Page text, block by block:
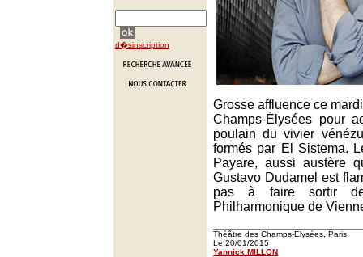
d�sinscription
Grosse affluence ce
Champs-Élysées pour
poulain du vivier
formés par El Sistema.
Payare, aussi austère
Gustavo Dudamel est
pas à faire sortir
Philharmonique de
Théâtre des Champs-Élysées, Paris
Le 20/01/2015
Yannick MILLON